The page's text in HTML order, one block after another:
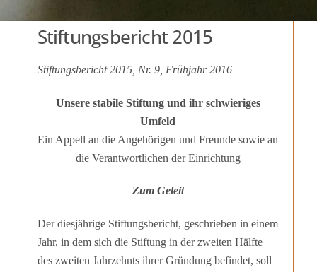
Stiftungsbericht 2015
Stiftungsbericht 2015, Nr. 9, Frühjahr 2016
Unsere stabile Stiftung und ihr schwieriges
Umfeld
Ein Appell an die Angehörigen und Freunde sowie an
die Verantwortlichen der Einrichtung
Zum Geleit
Der diesjährige Stiftungsbericht, geschrieben in einem
Jahr, in dem sich die Stiftung in der zweiten Hälfte
des zweiten Jahrzehnts ihrer Gründung befindet, soll